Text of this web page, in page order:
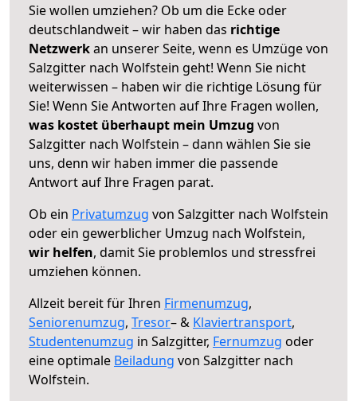
Sie wollen umziehen? Ob um die Ecke oder
deutschlandweit – wir haben das richtige
Netzwerkan unserer Seite, wenn es Umzüge von
Salzgitter nach Wolfstein geht! Wenn Sie nicht
weiterwissen – haben wir die richtige Lösung für
Sie! Wenn Sie Antworten auf Ihre Fragen wollen,
was kostet überhaupt mein Umzug von
Salzgitter nach Wolfstein – dann wählen Sie sie
uns, denn wir haben immer die passende
Antwort auf Ihre Fragen parat.
Ob ein Privatumzug von Salzgitter nach Wolfstein
oder ein gewerblicher Umzug nach Wolfstein,
wir helfen, damit Sie problemlos und stressfrei
umziehen können.
Allzeit bereit für Ihren Firmenumzug,
Seniorenumzug, Tresor– & Klaviertransport,
Studentenumzug in Salzgitter, Fernumzug oder
eine optimale Beiladung von Salzgitter nach
Wolfstein.